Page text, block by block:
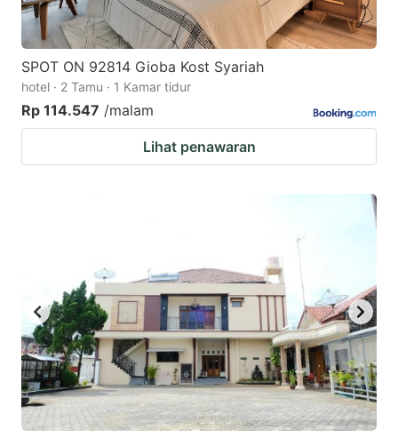
SPOT ON 92814 Gioba Kost Syariah
hotel · 2 Tamu · 1 Kamar tidur
Rp 114.547 /malam
Lihat penawaran